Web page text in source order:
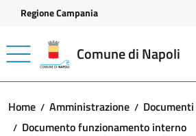
Vai ai contenuti
Vai al footer
Regione Campania
Comune di Napoli
Home Amministrazione
Documento funzionamento interno